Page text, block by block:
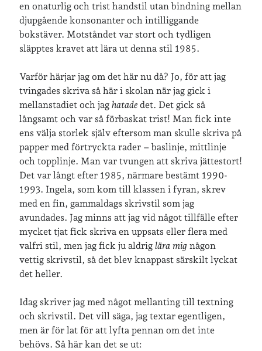
Etiketter
barn barnkläder bibliotekslån
Bröllop café & restaurang
e-böcker festligheter foto
frågor & svar fågelskådning fåglar
födelsedag geocaching Göteborg
hemmet hemsidan ikea
jobb lopp läsning löpning
musik månadsbild
pappersböcker resor
Skriva släkt te
teater tågsemester utflykter
en onaturlig och trist handstil utan bindning mellan
djupgående konsonanter och intilliggande
bokstäver. Motståndet var stort och tydligen
släpptes kravet att lära ut denna stil 1985.
Varför härjar jag om det här nu då? Jo, för att jag
tvingades skriva så här i skolan när jag gick i
mellanstadiet och jaghatade det. Det gick så
långsamt och var så förbaskat trist! Man fick inte
ens välja storlek själv eftersom man skulle skriva på
papper med förtryckta rader – baslinje, mittlinje
och topplinje. Man var tvungen att skriva jättestort!
Det var långt efter 1985, närmare bestämt 1990-
1993. Ingela, som kom till klassen i fyran, skrev
med en fin, gammaldags skrivstil som jag
avundades. Jag minns att jag vid något tillfälle efter
mycket tjat fick skriva en uppsats eller flera med
valfri stil, men jag fick ju aldriglära mig någon
vettig skrivstil, så det blev knappast särskilt lyckat
det heller.
Idag skriver jag med något mellanting till textning
och skrivstil. Det vill säga, jag textar egentligen,
men är för lat för att lyfta pennan om det inte
behövs. Så här kan det se ut: